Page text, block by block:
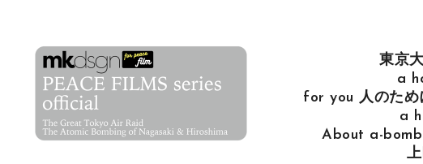
東京
a
for you 人のため
a
About a-